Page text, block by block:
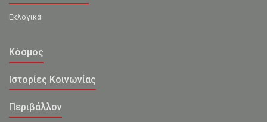
Εκλογικά
Κόσμος
Ιστορίες Κοινωνίας
Περιβάλλον